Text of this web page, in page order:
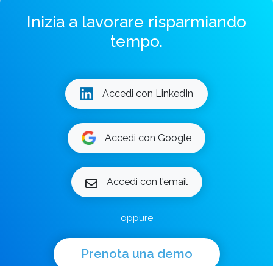
Inizia a lavorare risparmiando
tempo.
Accedi con LinkedIn
Accedi con Google
Accedi con l'email
oppure
Prenota una demo